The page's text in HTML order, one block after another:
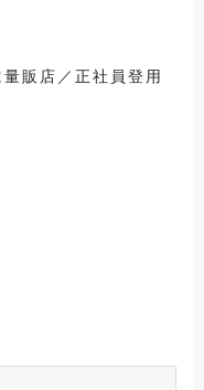
販店／正社員登用